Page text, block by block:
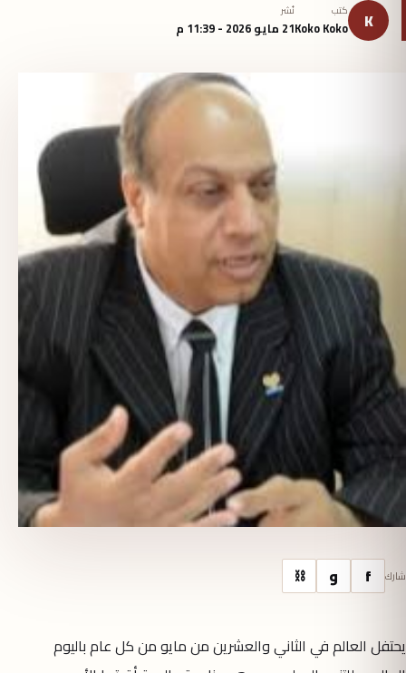
K كتب
Koko Koko
نُشر
21 مايو 2026 - 11:39 م
شارك f و ⛓
يحتفل العالم في الثاني والعشرين من مايو من كل عام باليوم